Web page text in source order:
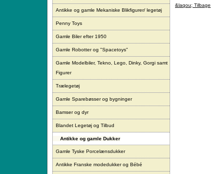
Antikke og gamle Mekaniske Blikfigurer/ legetøj
Penny Toys
Gamle Biler efter 1950
Gamle Robotter og "Spacetoys"
Gamle Modelbiler, Tekno, Lego, Dinky, Gorgi samt
Figurer
Trælegetøj
Gamle Sparebøsser og bygninger
Bamser og dyr
Blandet Legetøj og Tilbud
Antikke og gamle Dukker
Gamle Tyske Porcelænsdukker
Antikke Franske modedukker og Bébé
&laqou; Tilbage